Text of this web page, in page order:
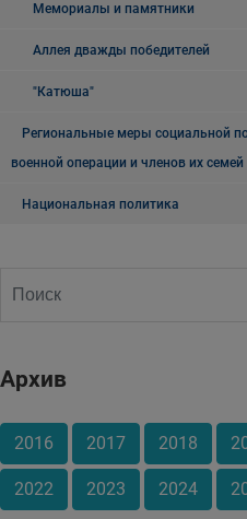
Мемориалы и памятники
Аллея дважды победителей
"Катюша"
Региональные меры социальной
военной операции и членов их семей
Национальная политика
Архив
2016 2017 2018
2022 2023 2024